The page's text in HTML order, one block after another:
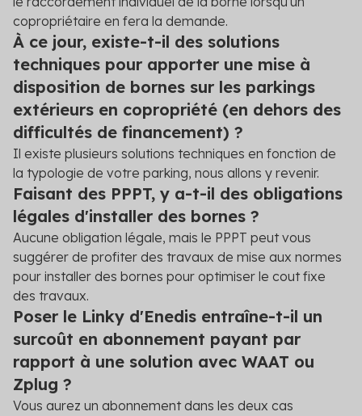
copropriétaire en fera la demande.
À ce jour, existe-t-il des solutions
techniques pour apporter une mise à
disposition de bornes sur les parkings
extérieurs en copropriété (en dehors des
difficultés de financement) ?
Il existe plusieurs solutions techniques en fonction de
la typologie de votre parking, nous allons y revenir.
Faisant des PPPT, y a-t-il des obligations
légales d'installer des bornes ?
Aucune obligation légale, mais le PPPT peut vous
suggérer de profiter des travaux de mise aux normes
pour installer des bornes pour optimiser le cout fixe
des travaux.
Poser le Linky d'Enedis entraîne-t-il un
surcoût en abonnement payant par
rapport à une solution avec WAAT ou
Zplug ?
Vous aurez un abonnement dans les deux cas